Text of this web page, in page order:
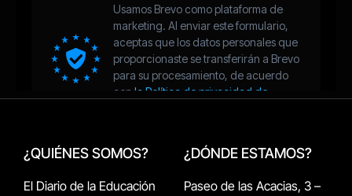
¿QUIÉNES SOMOS?
El Diario de la Educación
¿DÓNDE ESTAMOS?
Paseo de las Acacias, 3 –